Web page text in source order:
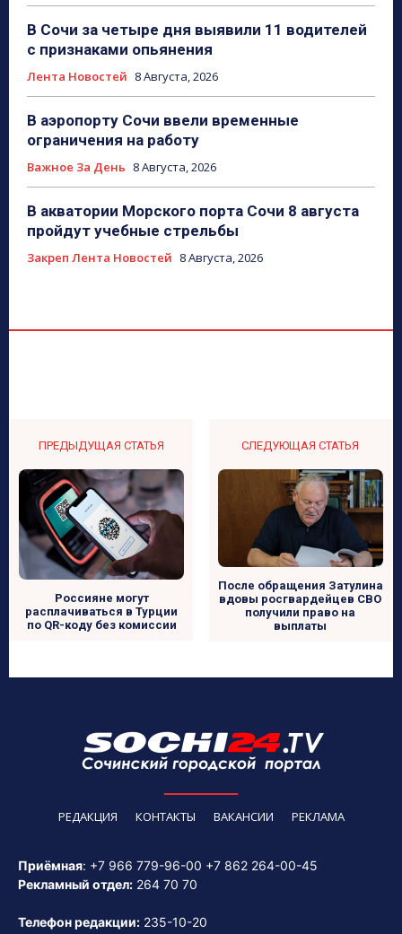
В Сочи за четыре дня выявили 11 водителей
с признаками опьянения
Лента Новостей 8 Августа, 2026
В аэропорту Сочи ввели временные
ограничения на работу
Важное За День 8 Августа, 2026
В акватории Морского порта Сочи 8 августа
пройдут учебные стрельбы
Закреп Лента Новостей 8 Августа, 2026
ПРЕДЫДУЩАЯ СТАТЬЯ
Россияне могут
расплачиваться в Турции
по QR-коду без комиссии
СЛЕДУЮЩАЯ СТАТЬЯ
После обращения Затулина
вдовы росгвардейцев СВО
получили право на
выплаты
РЕДАКЦИЯ КОНТАКТЫ ВАКАНСИИ РЕКЛАМА
Приёмная: +7 966 779-96-00 +7 862 264-00-45
Рекламный отдел: 264 70 70
Телефон редакции: 235-10-20